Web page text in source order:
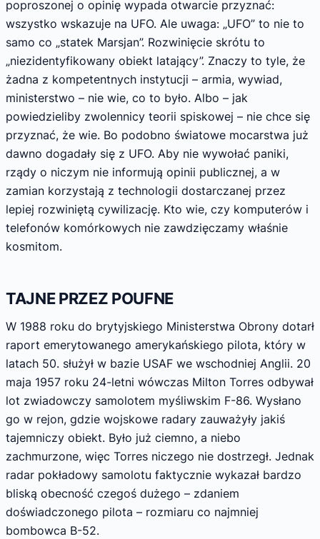
poproszonej o opinię wypada otwarcie przyznać:
wszystko wskazuje na UFO. Ale uwaga: „UFO” to nie to
samo co „statek Marsjan”. Rozwinięcie skrótu to
„niezidentyfikowany obiekt latający”. Znaczy to tyle, że
żadna z kompetentnych instytucji – armia, wywiad,
ministerstwo – nie wie, co to było. Albo – jak
powiedzieliby zwolennicy teorii spiskowej – nie chce się
przyznać, że wie. Bo podobno światowe mocarstwa już
dawno dogadały się z UFO. Aby nie wywołać paniki,
rządy o niczym nie informują opinii publicznej, a w
zamian korzystają z technologii dostarczanej przez
lepiej rozwiniętą cywilizację. Kto wie, czy komputerów i
telefonów komórkowych nie zawdzięczamy właśnie
kosmitom.
TAJNE PRZEZ POUFNE
W 1988 roku do brytyjskiego Ministerstwa Obrony dotarł
raport emerytowanego amerykańskiego pilota, który w
latach 50. służył w bazie USAF we wschodniej Anglii. 20
maja 1957 roku 24-letni wówczas Milton Torres odbywał
lot zwiadowczy samolotem myśliwskim F-86. Wysłano
go w rejon, gdzie wojskowe radary zauważyły jakiś
tajemniczy obiekt. Było już ciemno, a niebo
zachmurzone, więc Torres niczego nie dostrzegł. Jednak
radar pokładowy samolotu faktycznie wykazał bardzo
bliską obecność czegoś dużego – zdaniem
doświadczonego pilota – rozmiaru co najmniej
bombowca B-52.